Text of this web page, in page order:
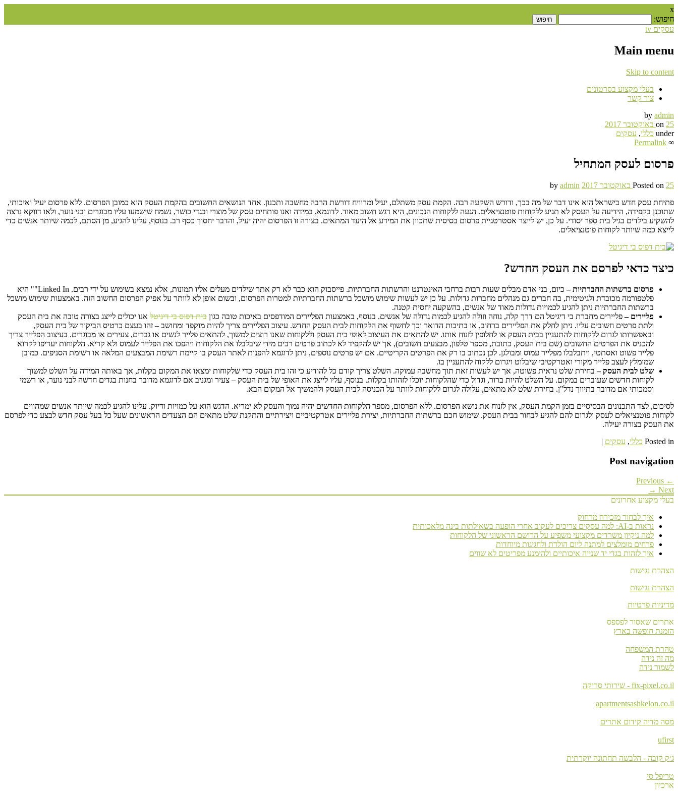
x
חיפוש:
עסקים tv
Main menu
Skip to content
בעלי מקצוע בסרטונים
צור קשר
by admin
on 25 באוקטובר 2017
under כללי, עסקים
∞
Permalink
פרסום לעסק המתחיל
Posted on 25 באוקטובר 2017 by admin
פתיחת עסק חדש בישראל הוא אינו דבר של מה בכך, ודורש השקעה רבה. הקמת עסק משתלם, יעיל ומרוויח דורשת הרבה מחשבה ותכנון. אחד הנושאים החשובים בהקמת העסק הוא כמובן הפרסום. ללא פרסום יעיל ואיכותי,
שתוכנן בקפידה, הידיעה על העסק לא תגיע ללקוחות פוטנציאלים. הגעה ללקוחות הנכונים, היא דגש חשוב מאוד. לדוגמא, במידה ואנו פותחים עסק של מוצרי ובגדי כושר, נשמח שישמעו עליו מבוגרים ובני נוער, ולאו דווקא נרצה
להשקיע בילדים בגיל בית ספר יסודי. על כן, יש לייצר אסטרטגיית פרסום בסיסית שתכוון את המידע אל היעד המתאים. בצורה זו הפרסום יהיה יעיל, והדבר יחסוך כסף רב. בנוסף, עלינו להגיע, מן הסתם, לכמה שיותר אנשים כדי
לייצא כמה שיותר לקוחות פוטנציאלים.
כיצד כדאי לפרסם את העסק החדש?
פרסום ברשתות החברתיות –
כיום, בני אדם מבלים שעות רבות ברחבי האינטרנט והרשתות החברתיות. פייסבוק הוא כבר לא רק אתר שילדים מעלים אליו תמונות, אלא נמצא בשימוש על ידי רבים. Linked In"" היא
פלטפורמה מכובדת ולגיטימית, בה חברים גם מנהלים מחברות גדולות. על כן יש לעשות שימוש מושכל ברשתות החברתיות למטרות הפרסום, ובשום אופן לא לוותר על אפיק הפרסום החשוב הזה. באמצעות שימוש מושכל
ברשתות החברתיות ניתן להגיע לכמויות גדולות מאוד של אנשים, בהשקעה יחסית קטנה.
פליירים –פליירים מחברת בי דיגיטל הם דרך קלה, נוחה וזולה להגיע לכמות גדולה של אנשים. בנוסף, באמצעות הפליירים המודפסים באיכות טובה כגון בית דפוס בי דיגיטל אנו יכולים לייצג בצורה טובה את בית העסק
ולתת פרטים חשובים עליו. ניתן לחלק את הפליירים ברחוב, או בתיבות הדואר וכך לחשוף את הלקוחות לבית העסק החדש. עיצוב הפליירים צריך להיות מוקפד ומחושב – זהו בעצם כרטיס הביקור של בית העסק,
ובאפשרותו לגרום ללקוחות להתעניין בבית העסק או לחלופין לזנוח אותו. יש להתאים את העיצוב לאופי בית העסק וללקוחות שאנו רוצים למשוך, להתאים פלייר לנשים או גברים, צעירים או מבוגרים. בעיצוב הפלייר צריך
להכניס את הפרטים החשובים (שם בית העסק, כתובת, מספר טלפון, מבצעים חשובים), אך יש להקפיד לא לכתוב פרטים רבים מידי שיבלבלו את הלקוחות ויהפכו את הפלייר לעמוס ולא קריא. הלקוחות יעדיפו לקרוא
פלייר פשוט ואסתטי, ויתבלבלו מפלייר עמוס ומבולגן. לכן נכתוב בו רק את הפרטים הקריטיים. אם יש פרטים נוספים, ניתן לדוגמא להפנות לאתר העסק בו קיימת רשימת המבצעים המלאה או רשימת הסניפים. כמובן
שמומלץ לעצב פלייר מקורי ואטרקטיבי שיבלוט ויגרום ללקוח להתעניין בו.
שלט לבית העסק –בחירת שלט נראית פשוטה, אך יש לעשות זאת תוך מחשבה עמוקה. השלט צריך קודם כל להודיע כי זהו בית העסק כדי שלקוחות ימצאו את המקום בקלות, אך באותה המידה על השלט למשוך
לקוחות חדשים שעוברים במקום. על השלט להיות ברור, וגדול כדי שהלקוחות יוכלו לזהותו בקלות. בנוסף, עליו לייצג את האופי של בית העסק – צעיר ומגניב אם לדוגמא מדובר בחנות בגדים חדשה לבני נוער, או רשמי
וסמכותי אם מדובר בתיווך נדל"ן. בחירת שלט לא מתאים, עלולה לגרום ללקוחות לוותר על הכניסה לבית העסק ולהמשיך אל המקום הבא.
לסיכום, לצד התכנונים הבסיסיים בזמן הקמת העסק, אין לזנוח את נושא הפרסום. ללא הפרסום, מספר הלקוחות החדשים יהיה נמוך והעסק לא ימריא. הדגש הוא על כמויות ודיוק. עלינו להגיע לכמה שיותר אנשים שמהווים
לקוחות פוטנציאלים לעסק ולגרום להם להגיע לבחור בבית העסק. שימוש חכם ברשתות החברתיות, יצירת פליירים אטרקטיביים ויצירתיים והתקנת שלט מתאים הם הצעדים הראשונים שעל כל בעל עסק חדש לבצע כדי לפרסם
את העסק בצורה יעילה.
Posted in כללי, עסקים |
Post navigation
← Previous
Next →
בעלי מקצוע אחרונים
איך לבחור מזכירה מרחוק
נראות ב-AI: למה עסקים צריכים לעקוב אחרי הופעה בשאילתות בינה מלאכותית
למה ניקיון משרדים מקצועי משפיע על הרושם הראשוני של הלקוחות
פרחים מומלצים למתנה ליום הולדת ולחגיגות מיוחדות
איך לזהות בגדי יד שנייה איכותיים ולהימנע מפריטים לא שווים
הצהרת נגישות
הצהרת נגישות
מדיניות פרטיות
אתרים שאסור לפספס
הזמנת חופשה בארץ
טהרת המשפחה
מה זה נידה
לשמור נידה
fix-pixel.co.il - שירותי סריקה
apartmentsashkelon.co.il
מסה מדיה קידום אתרים
ufirst
ג׳ק קובה - הלבשה תחתונה יוקרתית
טריפל סי
ארכיון